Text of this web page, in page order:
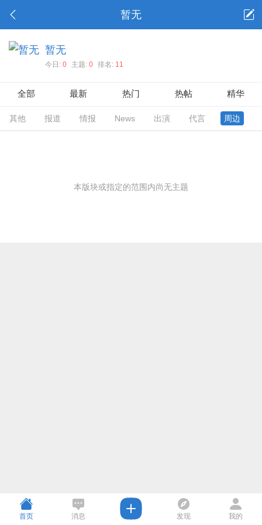
暂无
暂无
今日: 0 主题: 0 排名: 11
全部 最新 热门 热帖 精华
其他 报道 情报 News 出演 代言 周边
本版块或指定的范围内尚无主题
首页 消息 发现 我的